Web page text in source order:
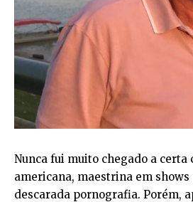
Nunca fui muito chegado a certa
americana, maestrina em
descarada pornografia. Porém,